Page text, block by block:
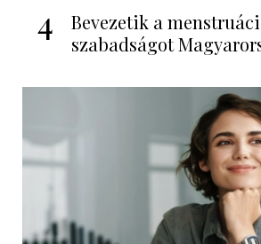
4
Bevezetik a
szabadságot